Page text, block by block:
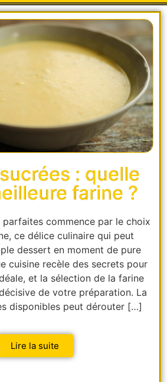
: quelle
farine ?
parfaites commence par le choix
ce délice culinaire qui peut
dessert en moment de pure
cuisine recèle des secrets pour
et la sélection de la farine
de votre préparation. La
disponibles peut dérouter […]
Lire la suite